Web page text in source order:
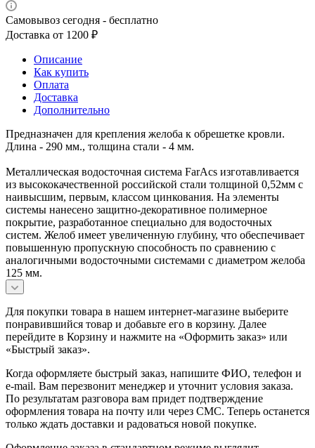
Самовывоз сегодня - бесплатно
Доставка от 1200 ₽
Описание
Как купить
Оплата
Доставка
Дополнительно
Предназначен для крепления желоба к обрешетке кровли.
Длина - 290 мм., толщина стали - 4 мм.
Металлическая водосточная система FarAcs изготавливается
из высококачественной российской стали толщиной 0,52мм с
наивысшим, первым, классом цинкования. На элементы
системы нанесено защитно-декоративное полимерное
покрытие, разработанное специально для водосточных
систем. Желоб имеет увеличенную глубину, что обеспечивает
повышенную пропускную способность по сравнению с
аналогичными водосточными системами с диаметром желоба
125 мм.
Для покупки товара в нашем интернет-магазине выберите
понравившийся товар и добавьте его в корзину. Далее
перейдите в Корзину и нажмите на «Оформить заказ» или
«Быстрый заказ».
Когда оформляете быстрый заказ, напишите ФИО, телефон и
e-mail. Вам перезвонит менеджер и уточнит условия заказа.
По результатам разговора вам придет подтверждение
оформления товара на почту или через СМС. Теперь останется
только ждать доставки и радоваться новой покупке.